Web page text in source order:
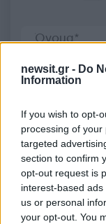
newsit.gr - Do
Information
If you wish to opt-
processing of
targeted
section to confirm
opt-out request is
interest-based
us or personal
your opt-out. You
Όροι Χρήσης
. Το
Πολιτική Απορρήτου